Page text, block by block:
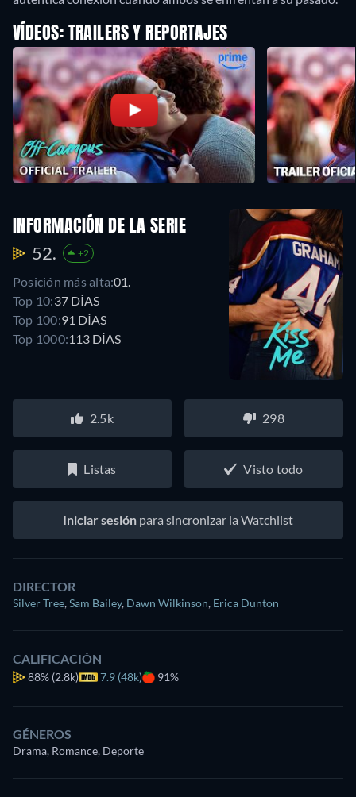
VÍDEOS: TRAILERS Y REPORTAJES
INFORMACIÓN DE LA SERIE
52. +2
Posición más alta:01.
Top 10:37 DÍAS
Top 100:91 DÍAS
Top 1000:113 DÍAS
2.5k 298
Listas Visto todo
Iniciar sesión para sincronizar la Watchlist
DIRECTOR
Silver Tree,Sam Bailey, Dawn Wilkinson, Erica Dunton
CALIFICACIÓN
88% (2.8k) 7.9 (48k) 91%
GÉNEROS
Drama, Romance, Deporte